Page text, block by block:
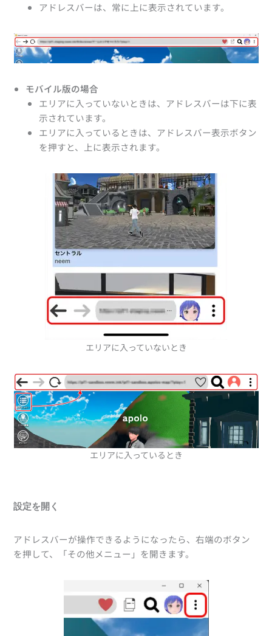
アドレスバーは、常に上に表示されています。
モバイル版の場合
エリアに入っていないときは、アドレスバーは下に表
示されています。
エリアに入っているときは、アドレスバー表示ボタン
を押すと、上に表示されます。
エリアに入っていないとき
エリアに入っているとき
設定を開く
アドレスバーが操作できるようになったら、右端のボタン
を押して、「その他メニュー」を開きます。